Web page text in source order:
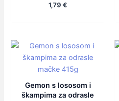
1,79€
Gemon s lososom i
škampima za odrasle